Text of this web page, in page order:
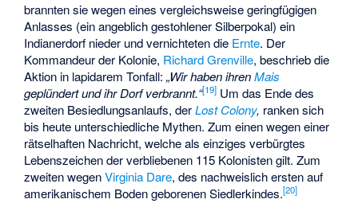
brannten sie wegen eines vergleichsweise geringfügigen
Anlasses (ein angeblich gestohlener Silberpokal) ein
Indianerdorf nieder und vernichteten die Ernte. Der
Kommandeur der Kolonie, Richard Grenville, beschrieb die
Aktion in lapidarem Tonfall:„Wir haben ihrenMais
geplündert und ihr Dorf verbrannt.“[19] Um das Ende des
zweiten Besiedlungsanlaufs, derLost Colony, ranken sich
bis heute unterschiedliche Mythen. Zum einen wegen einer
rätselhaften Nachricht, welche als einziges verbürgtes
Lebenszeichen der verbliebenen 115 Kolonisten gilt. Zum
zweiten wegenVirginia Dare, des nachweislich ersten auf
amerikanischem Boden geborenen Siedlerkindes.[20]